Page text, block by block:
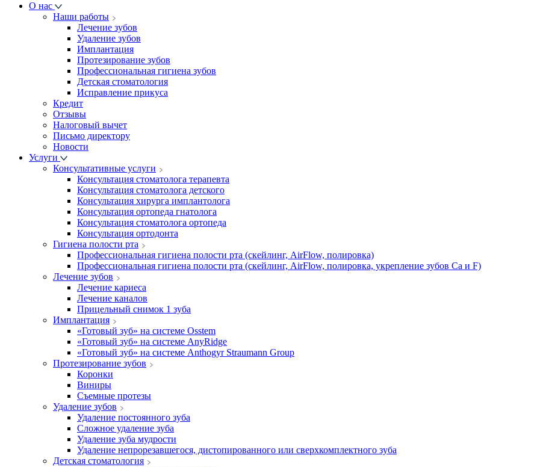
О нас
Наши работы
Лечение зубов
Удаление зубов
Имплантация
Протезирование зубов
Профессиональная гигиена зубов
Детская стоматология
Исправление прикуса
Кредит
Отзывы
Налоговый вычет
Письмо директору
Новости
Услуги
Консультативные услуги
Консультация стоматолога терапевта
Консультация стоматолога детского
Консультация хирурга имплантолога
Консультация ортопеда гнатолога
Консультация стоматолога ортопеда
Консультация ортодонта
Гигиена полости рта
Профессиональная гигиена полости рта (скейлинг, AirFlow, полировка)
Профессиональная гигиена полости рта (скейлинг, AirFlow, полировка, укрепление зубов Ca и F)
Лечение зубов
Лечение кариеса
Лечение каналов
Прицельный снимок 1 зуба
Имплантация
«Готовый зуб» на системе Osstem
«Готовый зуб» на системе AnyRidge
«Готовый зуб» на системе Anthogyr Straumann Group
Протезирование зубов
Коронки
Виниры
Съемные протезы
Удаление зубов
Удаление постоянного зуба
Сложное удаление зуба
Удаление зуба мудрости
Удаление непрорезавшегося, дистопированного или сверхкомплектного зуба
Детская стоматология